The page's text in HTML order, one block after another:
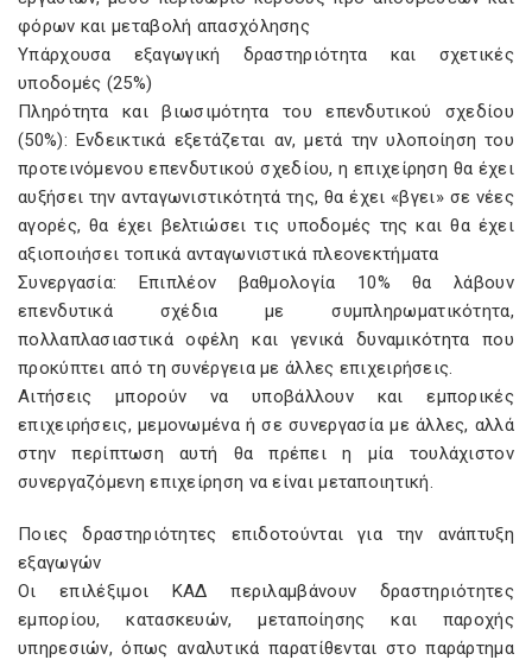
φόρων και μεταβολή απασχόλησης
Υπάρχουσα εξαγωγική δραστηριότητα και σχετικές
υποδομές (25%)
Πληρότητα και βιωσιμότητα του επενδυτικού σχεδίου
(50%): Ενδεικτικά εξετάζεται αν, μετά την υλοποίηση του
προτεινόμενου επενδυτικού σχεδίου, η επιχείρηση θα έχει
αυξήσει την ανταγωνιστικότητά της, θα έχει «βγει» σε νέες
αγορές, θα έχει βελτιώσει τις υποδομές της και θα έχει
αξιοποιήσει τοπικά ανταγωνιστικά πλεονεκτήματα
Συνεργασία: Επιπλέον βαθμολογία 10% θα λάβουν
επενδυτικά σχέδια με συμπληρωματικότητα,
πολλαπλασιαστικά οφέλη και γενικά δυναμικότητα που
προκύπτει από τη συνέργεια με άλλες επιχειρήσεις.
Αιτήσεις μπορούν να υποβάλλουν και εμπορικές
επιχειρήσεις, μεμονωμένα ή σε συνεργασία με άλλες, αλλά
στην περίπτωση αυτή θα πρέπει η μία τουλάχιστον
συνεργαζόμενη επιχείρηση να είναι μεταποιητική.
Ποιες δραστηριότητες επιδοτούνται για την ανάπτυξη
εξαγωγών
Οι επιλέξιμοι ΚΑΔ περιλαμβάνουν δραστηριότητες
εμπορίου, κατασκευών, μεταποίησης και παροχής
υπηρεσιών, όπως αναλυτικά παρατίθενται στο παράρτημα